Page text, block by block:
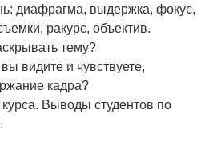
диафрагма, выдержка, фокус,
ракурс, объектив.
тему?
видите и чувствуете,
кадра?
Выводы студентов по